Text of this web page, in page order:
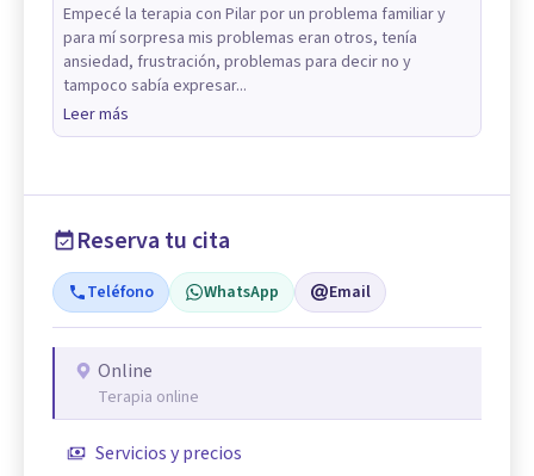
Empecé la terapia con Pilar por un problema familiar y
para mí sorpresa mis problemas eran otros, tenía
ansiedad, frustración, problemas para decir no y
tampoco sabía expresar...
Leer más
Reserva tu cita
Teléfono WhatsApp Email
Online
Terapia online
Servicios y precios